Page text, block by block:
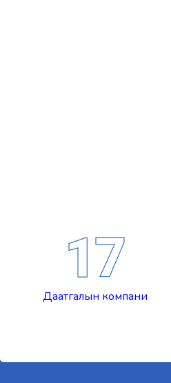
17
Даатгалын компани